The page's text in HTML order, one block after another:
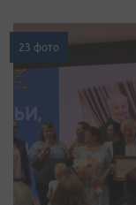
23 фото